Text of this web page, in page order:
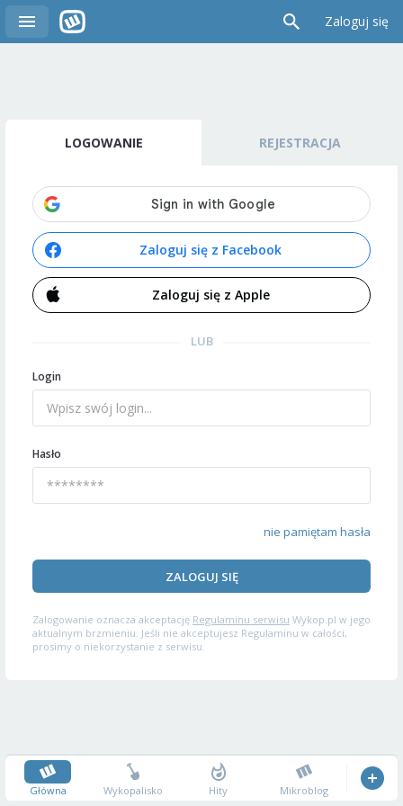
Zaloguj się
LOGOWANIE REJESTRACJA
Zaloguj się z Facebook
Zaloguj się z Apple
LUB
Login
Hasło
nie pamiętam hasła
ZALOGUJ SIĘ
Zalogowanie oznacza akceptację Regulaminu serwisu Wykop.pl w jego
aktualnym brzmieniu. Jeśli nie akceptujesz Regulaminu w całości,
prosimy o niekorzystanie z serwisu.
Główna Wykopalisko Hity Mikroblog